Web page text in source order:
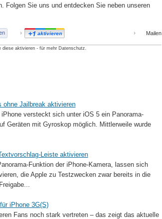
Folgen Sie uns und entdecken Sie neben unseren
aktivieren Mailen
aktivieren - für mehr Datenschutz.
ohne Jailbreak aktivieren
versteckt sich unter iOS 5 ein Panorama-
Geräten mit Gyroskop möglich. Mittlerweile wurde
Leiste aktivieren
Funktion der iPhone-Kamera, lassen sich
die Apple zu Testzwecken zwar bereits in die
iPhone 3G(S)
Fans noch stark vertreten – das zeigt das aktuelle